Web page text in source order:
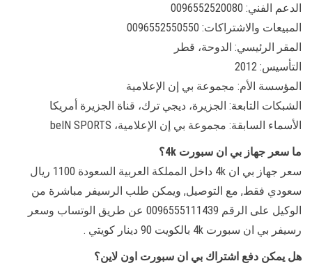
الدعم الفني: 0096552520080
المبيعات والاشتراكات: 0096552550550
المقر الرئيسي: الدوحة، قطر
التأسيس: 2012
المؤسسة الأم: مجموعة بي إن الإعلامية
الشبكات التابعة: الجزيرة، ديجي ترك، قناة الجزيرة أمريكا
الأسماء السابقة: مجموعة بي إن الإعلامية، beIN SPORTS
ما سعر جهاز بي ان سبورت 4k؟
سعر جهاز بي ان 4k داخل المملكة العربية السعودة 1100 ريال
سعودي فقط, مع التوصيل, ويمكن طلب الرسيفر مباشرة من
الوكيل على الرقم 0096555111439 عن طريق الوتساب وسعر
رسيفر بي ان سبورت 4k بالكويت 90 دينار كويتي .
هل يمكن دفع اشتراك بي ان سبورت اون لاين؟